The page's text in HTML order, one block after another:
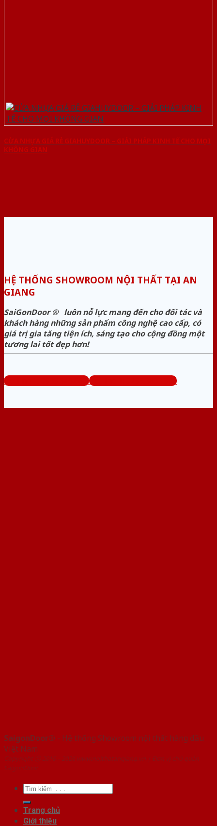
CỬA NHỰA GIÁ RẺ GIAHUYDOOR – GIẢI PHÁP KINH TẾ CHO MỌI
KHÔNG GIAN
HỆ THỐNG SHOWROOM NỘI THẤT TẠI AN
GIANG
SaiGonDoor ® luôn nỗ lực mang đến cho đối tác và
khách hàng những sản phẩm công nghệ cao cấp, có
giá trị gia tăng tiện ích, sáng tạo cho cộng đồng một
tương lai tốt đẹp hơn!
Hotline 1: 0939.645.663 Hotline 1: 0296.3833.995
SaigonDoor® - Hệ thống Showroom nội thất hàng đầu
Việt Nam
Copyright ⓒ 2010 – 2026 www.noithatangiang.vn | Đơn vị chủ quản
SaigonDoor
Tìm
kiếm:
Trang chủ
Giới thiệu